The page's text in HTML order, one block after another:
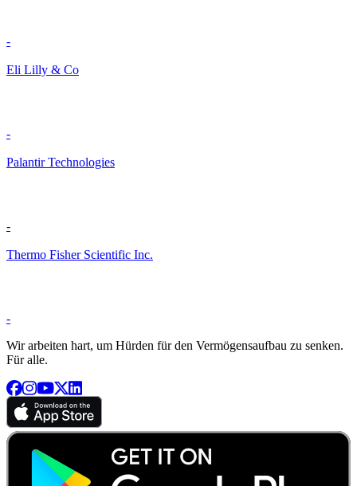
-
Eli Lilly & Co
-
Palantir Technologies
-
Thermo Fisher Scientific Inc.
-
Wir arbeiten hart, um Hürden für den Vermögensaufbau zu senken.
Für alle.